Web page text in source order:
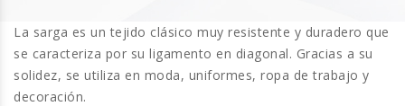
La sarga es un tejido clásico muy resistente y duradero que
se caracteriza por su ligamento en diagonal. Gracias a su
solidez, se utiliza en moda, uniformes, ropa de trabajo y
decoración.